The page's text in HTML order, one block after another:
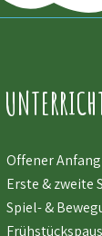
Offener
Erste & zweite
Spiel- &